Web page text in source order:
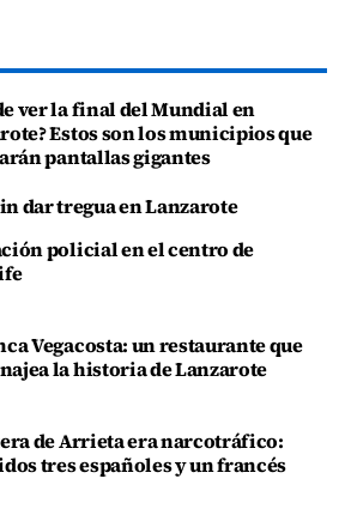
ver la final del Mundial en
Estos son los municipios que
pantallas gigantes
dar tregua en Lanzarote
policial en el centro de
Vegacosta: un restaurante que
la historia de Lanzarote
de Arrieta era narcotráfico:
tres españoles y un francés